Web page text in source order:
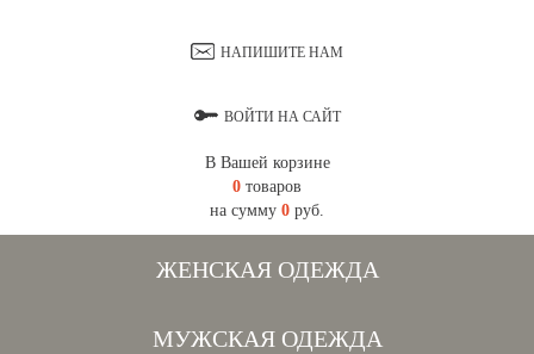
НАПИШИТЕ НАМ
ВОЙТИ НА САЙТ
В Вашей корзине
0 товаров
на сумму 0 руб.
ЖЕНСКАЯ ОДЕЖДА
МУЖСКАЯ ОДЕЖДА